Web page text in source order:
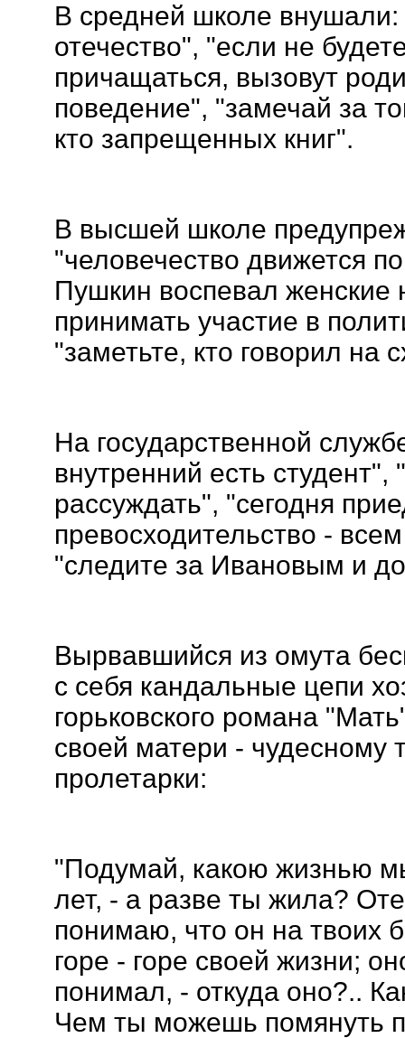
В средней школе
отечество", "если не
причащаться, вызовут
поведение", "замечай за
кто запрещенных книг".
В высшей школе
"человечество движется
Пушкин воспевал
принимать участие в
"заметьте, кто говорил на
На государственной
внутренний есть студент",
рассуждать", "сегодня
превосходительство -
"следите за Ивановым и
Вырвавшийся из омута
с себя кандальные цепи
горьковского романа
своей матери - чудесному
пролетарки:
"Подумай, какою жизнью
лет, - а разве ты жила?
понимаю, что он на твоих
горе - горе своей жизни;
понимал, - откуда оно?..
Чем ты можешь помянуть